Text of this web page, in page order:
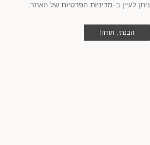
לעיין ב-מדיניות הפרטיותשל האתר.
הבנתי, תודה!